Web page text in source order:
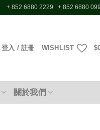
+ 852 6880 2229 + 852 6880
登入 / 註冊 WISHLIST $
關於我們